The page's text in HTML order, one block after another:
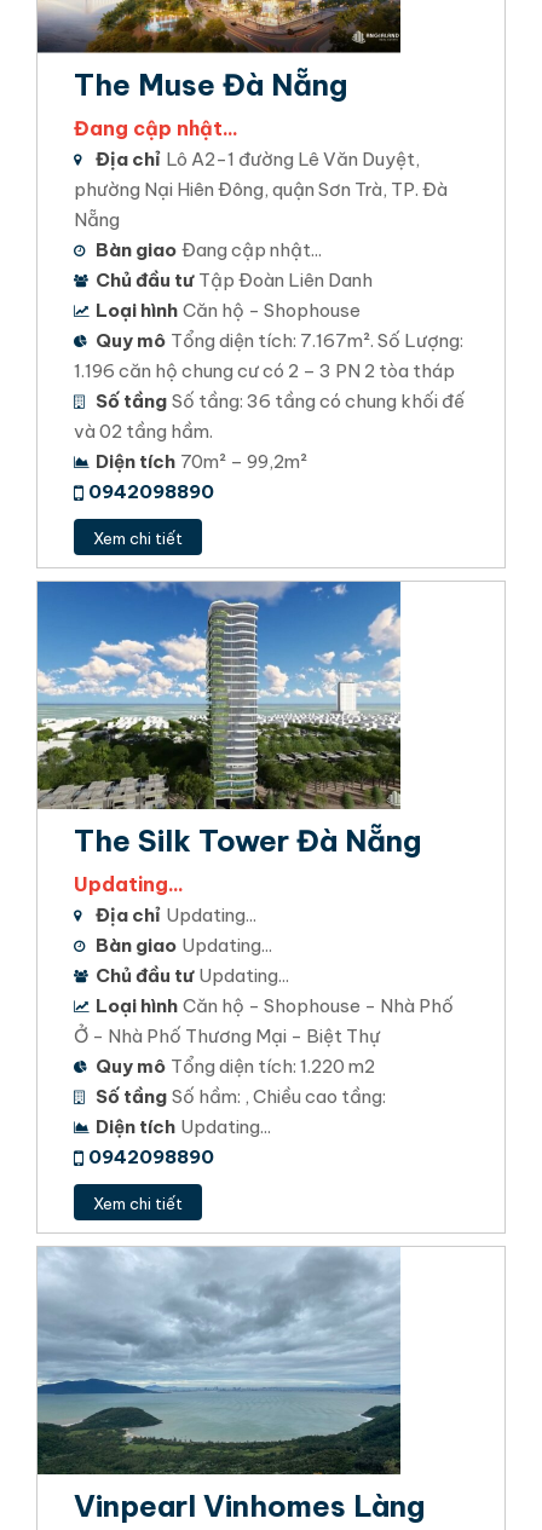
The Muse Đà Nẵng
Đang cập nhật...
Địa chỉ Lô A2-1 đường Lê Văn Duyệt,
phường Nại Hiên Đông, quận Sơn Trà, TP. Đà
Nẵng
Bàn giao Đang cập nhật...
Chủ đầu tư Tập Đoàn Liên Danh
Loại hình Căn hộ - Shophouse
Quy mô Tổng diện tích: 7.167m². Số Lượng:
1.196 căn hộ chung cư có 2 – 3 PN 2 tòa tháp
Số tầng Số tầng: 36 tầng có chung khối đế
và 02 tầng hầm.
Diện tích 70m² – 99,2m²
0942098890
Xem chi tiết
The Silk Tower Đà Nẵng
Updating...
Địa chỉ Updating...
Bàn giao Updating...
Chủ đầu tư Updating...
Loại hình Căn hộ - Shophouse - Nhà Phố
Ở - Nhà Phố Thương Mại - Biệt Thự
Quy mô Tổng diện tích: 1.220 m2
Số tầng Số hầm: , Chiều cao tầng:
Diện tích Updating...
0942098890
Xem chi tiết
Vinpearl Vinhomes Làng